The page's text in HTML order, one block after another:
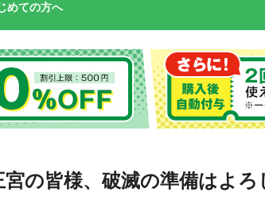
めての方へ
の皆様、破滅の準備はよろ